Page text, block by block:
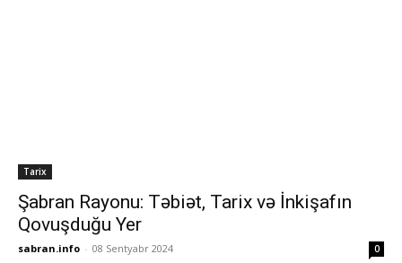
Tarix
Şabran Rayonu: Təbiət, Tarix və İnkişafın
Qovuşduğu Yer
sabran.info - 08 Sentyabr 2024 0